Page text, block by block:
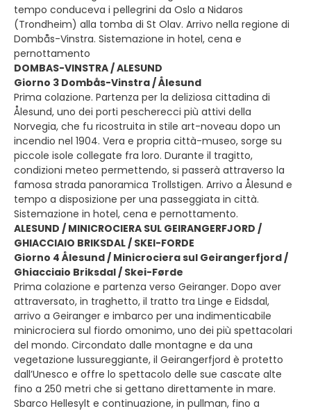
tempo conduceva i pellegrini da Oslo a Nidaros
(Trondheim) alla tomba di St Olav. Arrivo nella regione di
Dombås-Vinstra. Sistemazione in hotel, cena e
pernottamento
DOMBAS-VINSTRA / ALESUND
Giorno 3 Dombås-Vinstra / Ålesund
Prima colazione. Partenza per la deliziosa cittadina di
Ålesund, uno dei porti pescherecci più attivi della
Norvegia, che fu ricostruita in stile art-noveau dopo un
incendio nel 1904. Vera e propria città-museo, sorge su
piccole isole collegate fra loro. Durante il tragitto,
condizioni meteo permettendo, si passerà attraverso la
famosa strada panoramica Trollstigen. Arrivo a Ålesund e
tempo a disposizione per una passeggiata in città.
Sistemazione in hotel, cena e pernottamento.
ALESUND / MINICROCIERA SUL GEIRANGERFJORD /
GHIACCIAIO BRIKSDAL / SKEI-FORDE
Giorno 4 Ålesund / Minicrociera sul Geirangerfjord /
Ghiacciaio Briksdal / Skei-Førde
Prima colazione e partenza verso Geiranger. Dopo aver
attraversato, in traghetto, il tratto tra Linge e Eidsdal,
arrivo a Geiranger e imbarco per una indimenticabile
minicrociera sul fiordo omonimo, uno dei più spettacolari
del mondo. Circondato dalle montagne e da una
vegetazione lussureggiante, il Geirangerfjord è protetto
dall’Unesco e offre lo spettacolo delle sue cascate alte
fino a 250 metri che si gettano direttamente in mare.
Sbarco Hellesylt e continuazione, in pullman, fino a